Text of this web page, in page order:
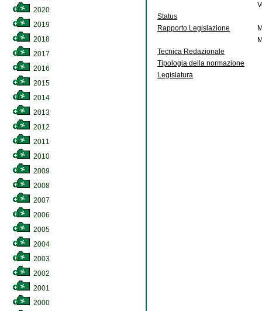
2020
2019
2018
2017
2016
2015
2014
2013
2012
2011
2010
2009
2008
2007
2006
2005
2004
2003
2002
2001
2000
Status
Rapporto Legislazione
Tecnica Redazionale
Tipologia della normazione
Legislatura